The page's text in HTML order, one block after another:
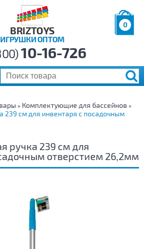
BRIZTOYS
ИГРУШКИ ОПТОМ
0
р.
10-16-726
» Комплектующие для бассейнов »
239 см для инвентаря с посадочным
ручка 239 см для
отверстием 26,2мм